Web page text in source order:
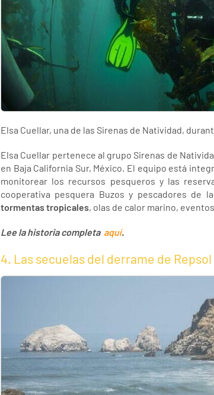
Elsa Cuellar, una de las Sirenas de Natividad,
Elsa Cuellar pertenece al grupo Sirenas de
en Baja California Sur, México. El equipo está
monitorear los recursos pesqueros y las
cooperativa pesquera Buzos y pescadores de
tormentas tropicales, olas de calor marino,
Lee la historia completa aquí.
4. Las secuelas del derrame de Repsol